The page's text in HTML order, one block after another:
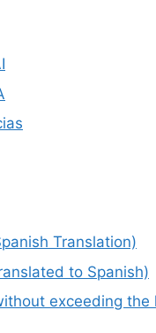
Translation)
to Spanish)
exceeding the